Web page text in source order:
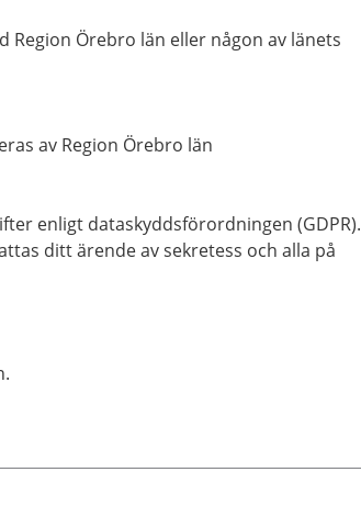
Region Örebro län eller någon av länets
av Region Örebro län
enligt dataskyddsförordningen (GDPR).
ditt ärende av sekretess och alla på